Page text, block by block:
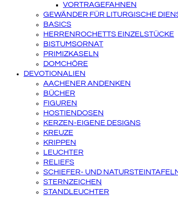
VORTRAGEFAHNEN
GEWÄNDER FÜR LITURGISCHE
BASICS
HERRENROCHETTS EINZELSTÜCKE
BISTUMSORNAT
PRIMIZKASELN
DOMCHÖRE
DEVOTIONALIEN
AACHENER ANDENKEN
BÜCHER
FIGUREN
HOSTIENDOSEN
KERZEN-EIGENE DESIGNS
KREUZE
KRIPPEN
LEUCHTER
RELIEFS
SCHIEFER- UND
STERNZEICHEN
STANDLEUCHTER